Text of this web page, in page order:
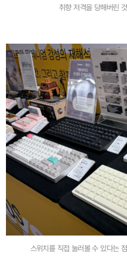
취향 저격을 당해버린
스위치를 직접 눌러볼 수 있다는